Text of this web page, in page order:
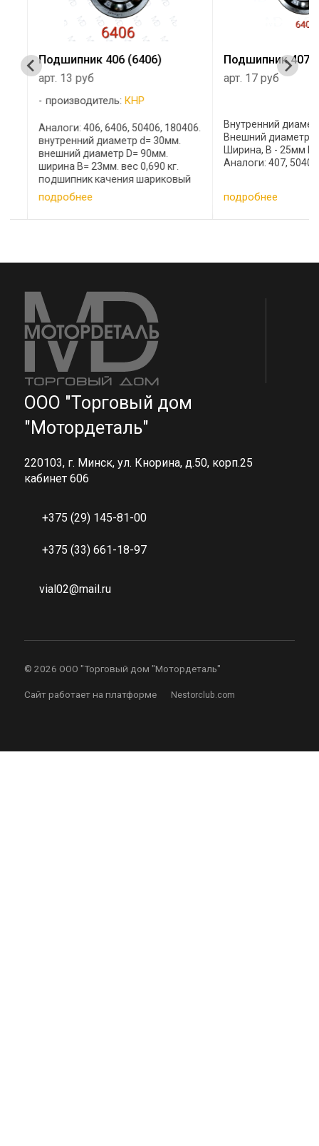
Подшипник 406 (6406)
арт. 13 руб
производитель:КНР
Аналоги: 406, 6406, 50406, 180406.
внутренний диаметр d= 30мм.
внешний диаметр D= 90мм.
ширина B= 23мм. вес 0,690 кг.
подшипник качения шариковый
радиальный однорядный
основное конструктивное ...
подробнее
Подшипник 407
арт. 17 руб
Внутренний диаметр,
Внешний диаметр, D
Ширина, B - 25мм Вес
Аналоги: 407, 50407, ...
подробнее
ООО "Торговый дом
"Мотордеталь"
220103, г. Минск, ул. Кнорина, д.50, корп.25
кабинет 606
+375 (29) 145-81-00
+375 (33) 661-18-97
vial02@mail.ru
© 2026 ООО "Торговый дом "Мотордеталь"
Сайт работает на платформе Nestorclub.com